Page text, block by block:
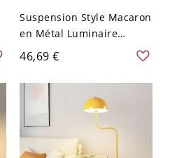
Suspension Style Macaron
en Métal Luminaire
Suspendu 1 Tête en
Forme Conique - 110 V-
120 V Jaune
46,69 €